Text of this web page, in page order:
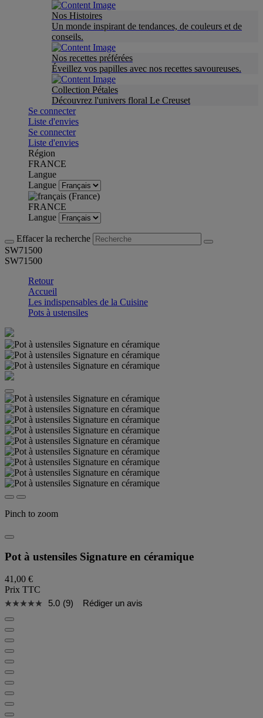
Nos Histoires
Un monde inspirant de tendances, de couleurs et de
conseils.
Nos recettes préférées
Éveillez vos papilles avec nos recettes savoureuses.
Collection Pétales
Découvrez l'univers floral Le Creuset
Se connecter
Liste d'envies
Se connecter
Liste d'envies
Région
FRANCE
Langue
Langue
FRANCE
Langue
Effacer la recherche
SW71500
SW71500
Retour
Accueil
Les indispensables de la Cuisine
Pots à ustensiles
Pinch to zoom
Pot à ustensiles Signature en céramique
41,00 €
Prix TTC
5.0 (9) Rédiger un avis